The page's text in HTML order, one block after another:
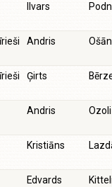
Ilvars
Andris
Ģirts
Andris
Kristiāns
Edvards